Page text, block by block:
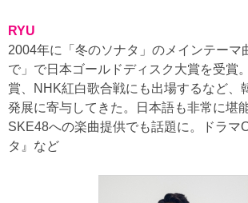
RYU
2004年に「冬のソナタ」のメインテーマ
で」で日本ゴールドディスク大賞を受賞
賞、NHK紅白歌合戦にも出場するなど、
発展に寄与してきた。日本語も非常に堪
SKE48への楽曲提供でも話題に。ドラマ
タ』など